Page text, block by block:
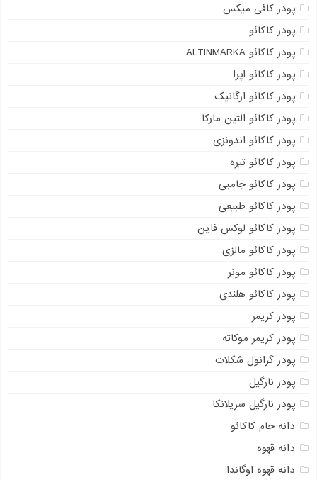
پودر کافی میکس
پودر کاکائو
پودر کاکائو ALTINMARKA
پودر کاکائو اپرا
پودر کاکائو ارگانیک
پودر کاکائو التین مارکا
پودر کاکائو اندونزی
پودر کاکائو تیره
پودر کاکائو جامبی
پودر کاکائو طبیعی
پودر کاکائو لوکس فاین
پودر کاکائو مالزی
پودر کاکائو مونر
پودر کاکائو هلندی
پودر کریمر
پودر کریمر موکاته
پودر گرانول شکلات
پودر نارگیل
پودر نارگیل سریلانکا
دانه خام کاکائو
دانه قهوه
دانه قهوه اوگاندا